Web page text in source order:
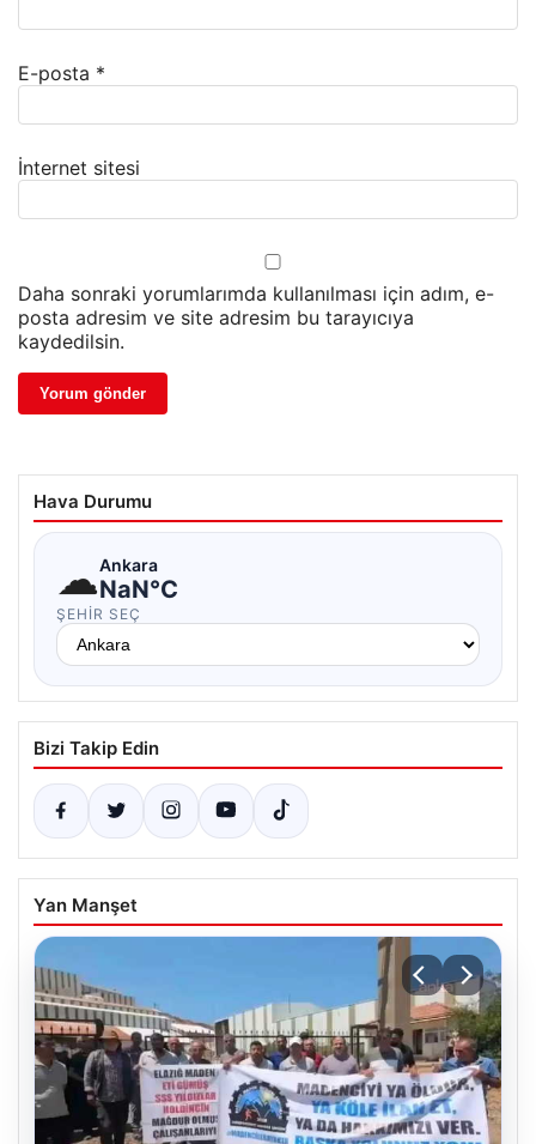
E-posta *
İnternet sitesi
Daha sonraki yorumlarımda kullanılması için adım, e-
posta adresim ve site adresim bu tarayıcıya
kaydedilsin.
Hava Durumu
☁Ankara
NaN°C
ŞEHIR SEÇ
Bizi Takip Edin
Yan Manşet